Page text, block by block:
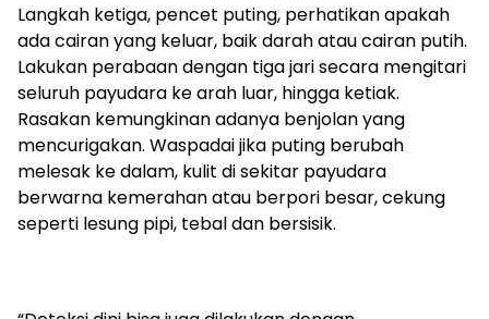
Langkah ketiga, pencet puting, perhatikan apakah
ada cairan yang keluar, baik darah atau cairan putih.
Lakukan perabaan dengan tiga jari secara mengitari
seluruh payudara ke arah luar, hingga ketiak.
Rasakan kemungkinan adanya benjolan yang
mencurigakan. Waspadai jika puting berubah
melesak ke dalam, kulit di sekitar payudara
berwarna kemerahan atau berpori besar, cekung
seperti lesung pipi, tebal dan bersisik.